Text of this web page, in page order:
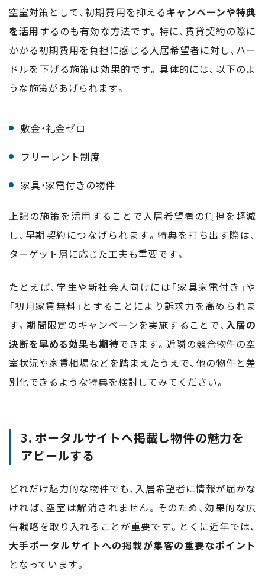
空室対策として、初期費用を抑えるキャンペーンや特典
を活用するのも有効な方法です。特に、賃貸契約の際に
かかる初期費用を負担に感じる入居希望者に対し、ハー
ドルを下げる施策は効果的です。具体的には、以下のよ
うな施策があげられます。
敷金・礼金ゼロ
フリーレント制度
家具・家電付きの物件
上記の施策を活用することで入居希望者の負担を軽減
し、早期契約につなげられます。特典を打ち出す際は、
ターゲット層に応じた工夫も重要です。
たとえば、学生や新社会人向けには「家具家電付き」や
「初月家賃無料」とすることにより訴求力を高められま
す。期間限定のキャンペーンを実施することで、 入居の
決断を早める効果も期待できます。近隣の競合物件の空
室状況や家賃相場などを踏まえたうえで、他の物件と差
別化できるような特典を検討してみてください。
3. ポータルサイトへ掲載し物件の魅力を
アピールする
どれだけ魅力的な物件でも、入居希望者に情報が届かな
ければ、空室は解消されません。そのため、効果的な広
告戦略を取り入れることが重要です。とくに近年では、
大手ポータルサイトへの掲載が集客の重要なポイント
となっています。